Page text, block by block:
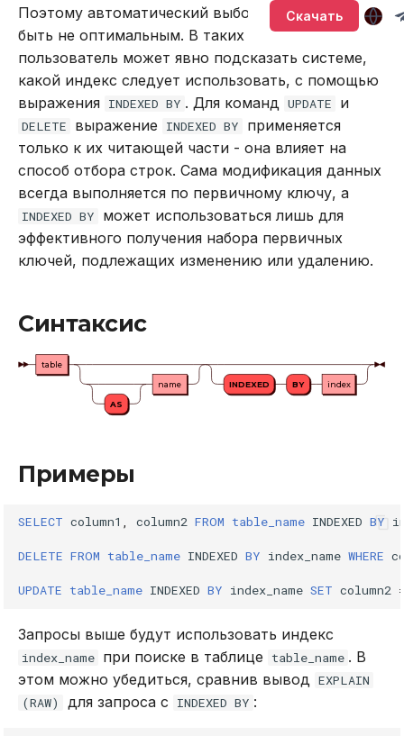
Скачать
а
т
ь
д
л
п
к
Версионирование
Подключение и работа в
Подключение через
DBeaver
Работа с данными SQL
Работа в веб-интерфейсе
привилегиями
Тестирование
производительности
Резервное копирование
и восстановление
Управление доступом
Аутентификация с
Подключение к кластеру
в Oracle Weblogic
Безопасность кластера
аудита
сайзингу
BACKUP
CREATE INDEX
CREATE PLUGIN
CREATE PROCEDURE
CREATE ROLE
CREATE USER
DELETE
DROP PLUGIN
DROP PROCEDURE
DROP ROLE
DROP USER
EXPLAIN
LOWER
SUBSTR
SUBSTRING
UPPER
Агрегатные функции
функции
Функции даты и времени
Системные функции
Sirin
Ouroboros
Описание системных
Интерфейс RPC API
Файберы, потоки и
многозадачность
Поэтому автоматический выбор индексов может
быть не оптимальным. В таких случаях
пользователь может явно подсказать системе,
какой индекс следует использовать, с помощью
выражения INDEXED BY . Для команд UPDATE и
DELETE выражение INDEXED BY
применяется
только к их читающей части - она влияет на
способ отбора строк. Сама модификация данных
всегда выполняется по первичному ключу, а
INDEXED BY
может использоваться лишь для
эффективного получения набора первичных
ключей, подлежащих изменению или удалению.
Синтаксис
table
AS
name INDEXED BY index
Примеры
SELECT column1 , column2 FROM table_name INDEXED BY
DELETE FROM table_name INDEXED BY index_name WHERE
UPDATE table_name INDEXED BY index_name SET column2
Запросы выше будут использовать индекс
index_name при поиске в таблице table_name . В
этом можно убедиться, сравнив вывод EXPLAIN
(RAW)
для запроса с INDEXED BY :